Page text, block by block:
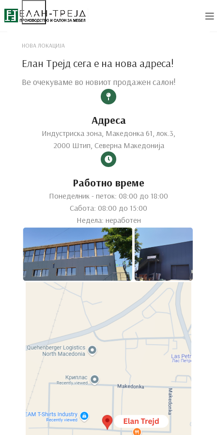
НОВА ЛОКАЦИЈА
Елан Трејд сега е на нова адреса!
Ве очекуваме во новиот продажен салон!
Адреса
Индустриска зона, Македонка 61, лок.3,
2000 Штип, Северна Македонија
Работно време
Понеделник - петок: 08:00 до 18:00
Сабота: 08:00 до 15:00
Недела: неработен
Витрина ЛОЛА
Димензии: 260 х 200 х 50
Материјал: оплеменета иверица
Механизам: меко затворање
Можност за избор на материјали и бои по ваша желба!
❗️❗️❗️БЕСПЛАТНА достава и монтажа❗️❗️❗️
Повелете ве очекуваме во нашиот продажен салон во
населба Сењак !
Compare
Categories: Витрини, Дневни
Share: